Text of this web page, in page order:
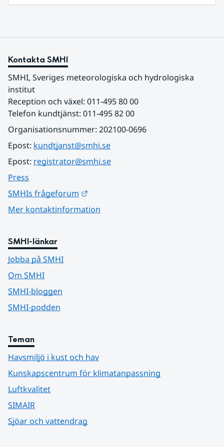
Kontakta SMHI
SMHI, Sveriges meteorologiska och hydrologiska
institut
Reception och växel: 011-495 80 00
Telefon kundtjänst: 011-495 82 00
Organisationsnummer: 202100-0696
Epost: kundtjanst@smhi.se
Epost: registrator@smhi.se
Press
SMHIs frågeforum
Mer kontaktinformation
SMHI-länkar
Jobba på SMHI
Om SMHI
SMHI-bloggen
SMHI-podden
Teman
Havsmiljö i kust och hav
Kunskapscentrum för klimatanpassning
Luftkvalitet
SIMAIR
Sjöar och vattendrag